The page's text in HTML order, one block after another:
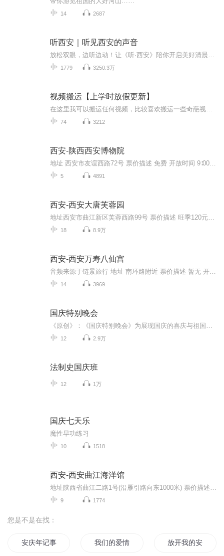
14 2687
听西安｜听见西安的声音
1779 3250.3万
视频搬运【上学时放假更新】
74 3212
西安-陕西西安博物院
5 4891
西安-西安大唐芙蓉园
18 8.9万
西安-西安万寿八仙宫
14 3969
国庆特别晚会
12 2.9万
法制史国庆班
12 1万
国庆七天乐
魔性早功练习
10 1518
西安-西安曲江海洋馆
9 1774
您是不是在找：
安庆年记事 我们的爱情无处安放 放开我的安妮